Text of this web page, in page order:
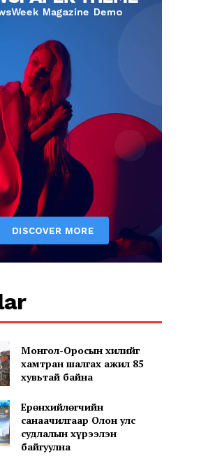
Монгол-Оросын хилийг
хамтран шалгах ажил 85
хувьтай байна
Ерөнхийлөгчийн
санаачилгаар Олон улс
судлалын хүрээлэн
байгуулна